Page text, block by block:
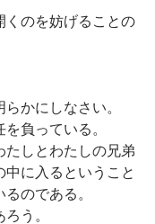
くのを妨げることの
かにしなさい。
負っている。
たしとわたしの兄弟
に入るということ
のである。
う。